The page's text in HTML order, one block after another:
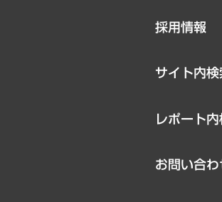
採用情報
サイト内検
レポート
お問い合わ